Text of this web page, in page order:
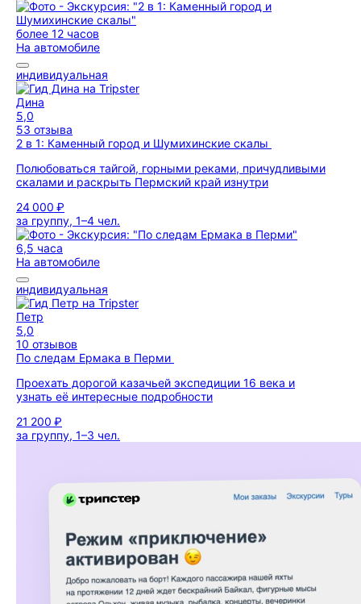
более 12 часов
На автомобиле
индивидуальная
Дина
5,0
53 отзыва
2 в 1: Каменный город и Шумихинские скалы
Полюбоваться тайгой, горными реками, причудливыми
скалами и раскрыть Пермский край изнутри
24 000 ₽
за группу, 1–4 чел.
6,5 часа
На автомобиле
индивидуальная
Петр
5,0
10 отзывов
По следам Ермака в Перми
Проехать дорогой казачьей экспедиции 16 века и
узнать её интересные подробности
21 200 ₽
за группу, 1–3 чел.